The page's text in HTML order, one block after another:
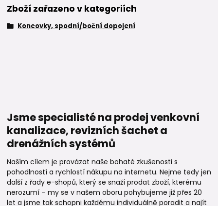
Zboží zařazeno v kategoriích
Koncovky, spodní/boční dopojení
Jsme specialisté na prodej venkovní
kanalizace, revizních šachet a
drenážních systémů
Naším cílem je provázat naše bohaté zkušenosti s
pohodlností a rychlostí nákupu na internetu. Nejme tedy jen
další z řady e-shopů, který se snaží prodat zboží, kterému
nerozumí – my se v našem oboru pohybujeme již přes 20
let a jsme tak schopni každému individuálně poradit a najít